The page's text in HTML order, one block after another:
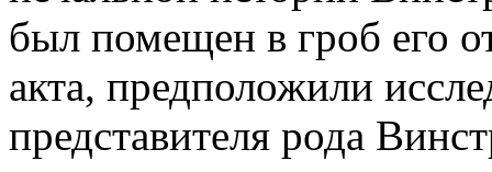
был помещен в гроб его
акта, предположили
представителя рода